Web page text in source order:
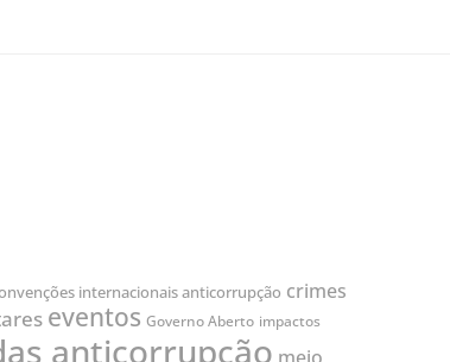
internacionais anticorrupção crimes
eventos Governo Aberto impactos
anticorrupção